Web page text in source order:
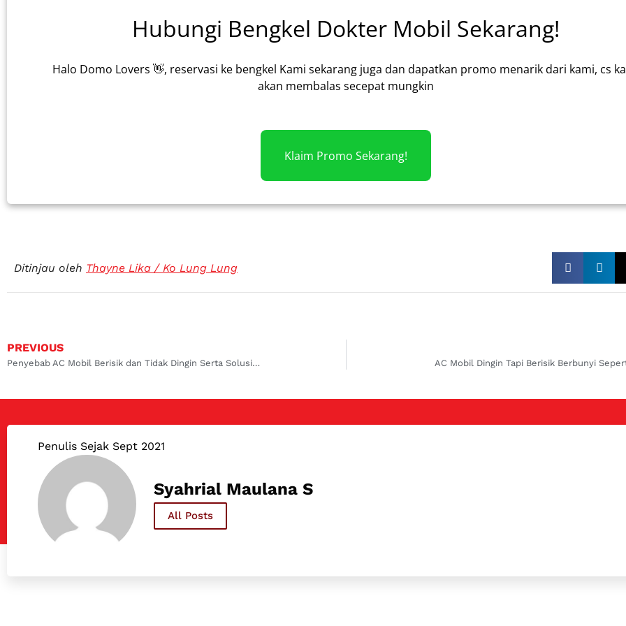
Hubungi Bengkel Dokter Mobil Sekarang!
Halo Domo Lovers 👋, reservasi ke bengkel Kami sekarang juga dan dapatkan promo menarik dari kami, cs
akan membalas secepat mungkin
Klaim Promo Sekarang!
Ditinjau oleh Thayne Lika / Ko Lung Lung
PREVIOUS
Penyebab AC Mobil Berisik dan Tidak Dingin Serta Solusinya
Penulis Sejak Sept 2021
Syahrial Maulana S
All Posts